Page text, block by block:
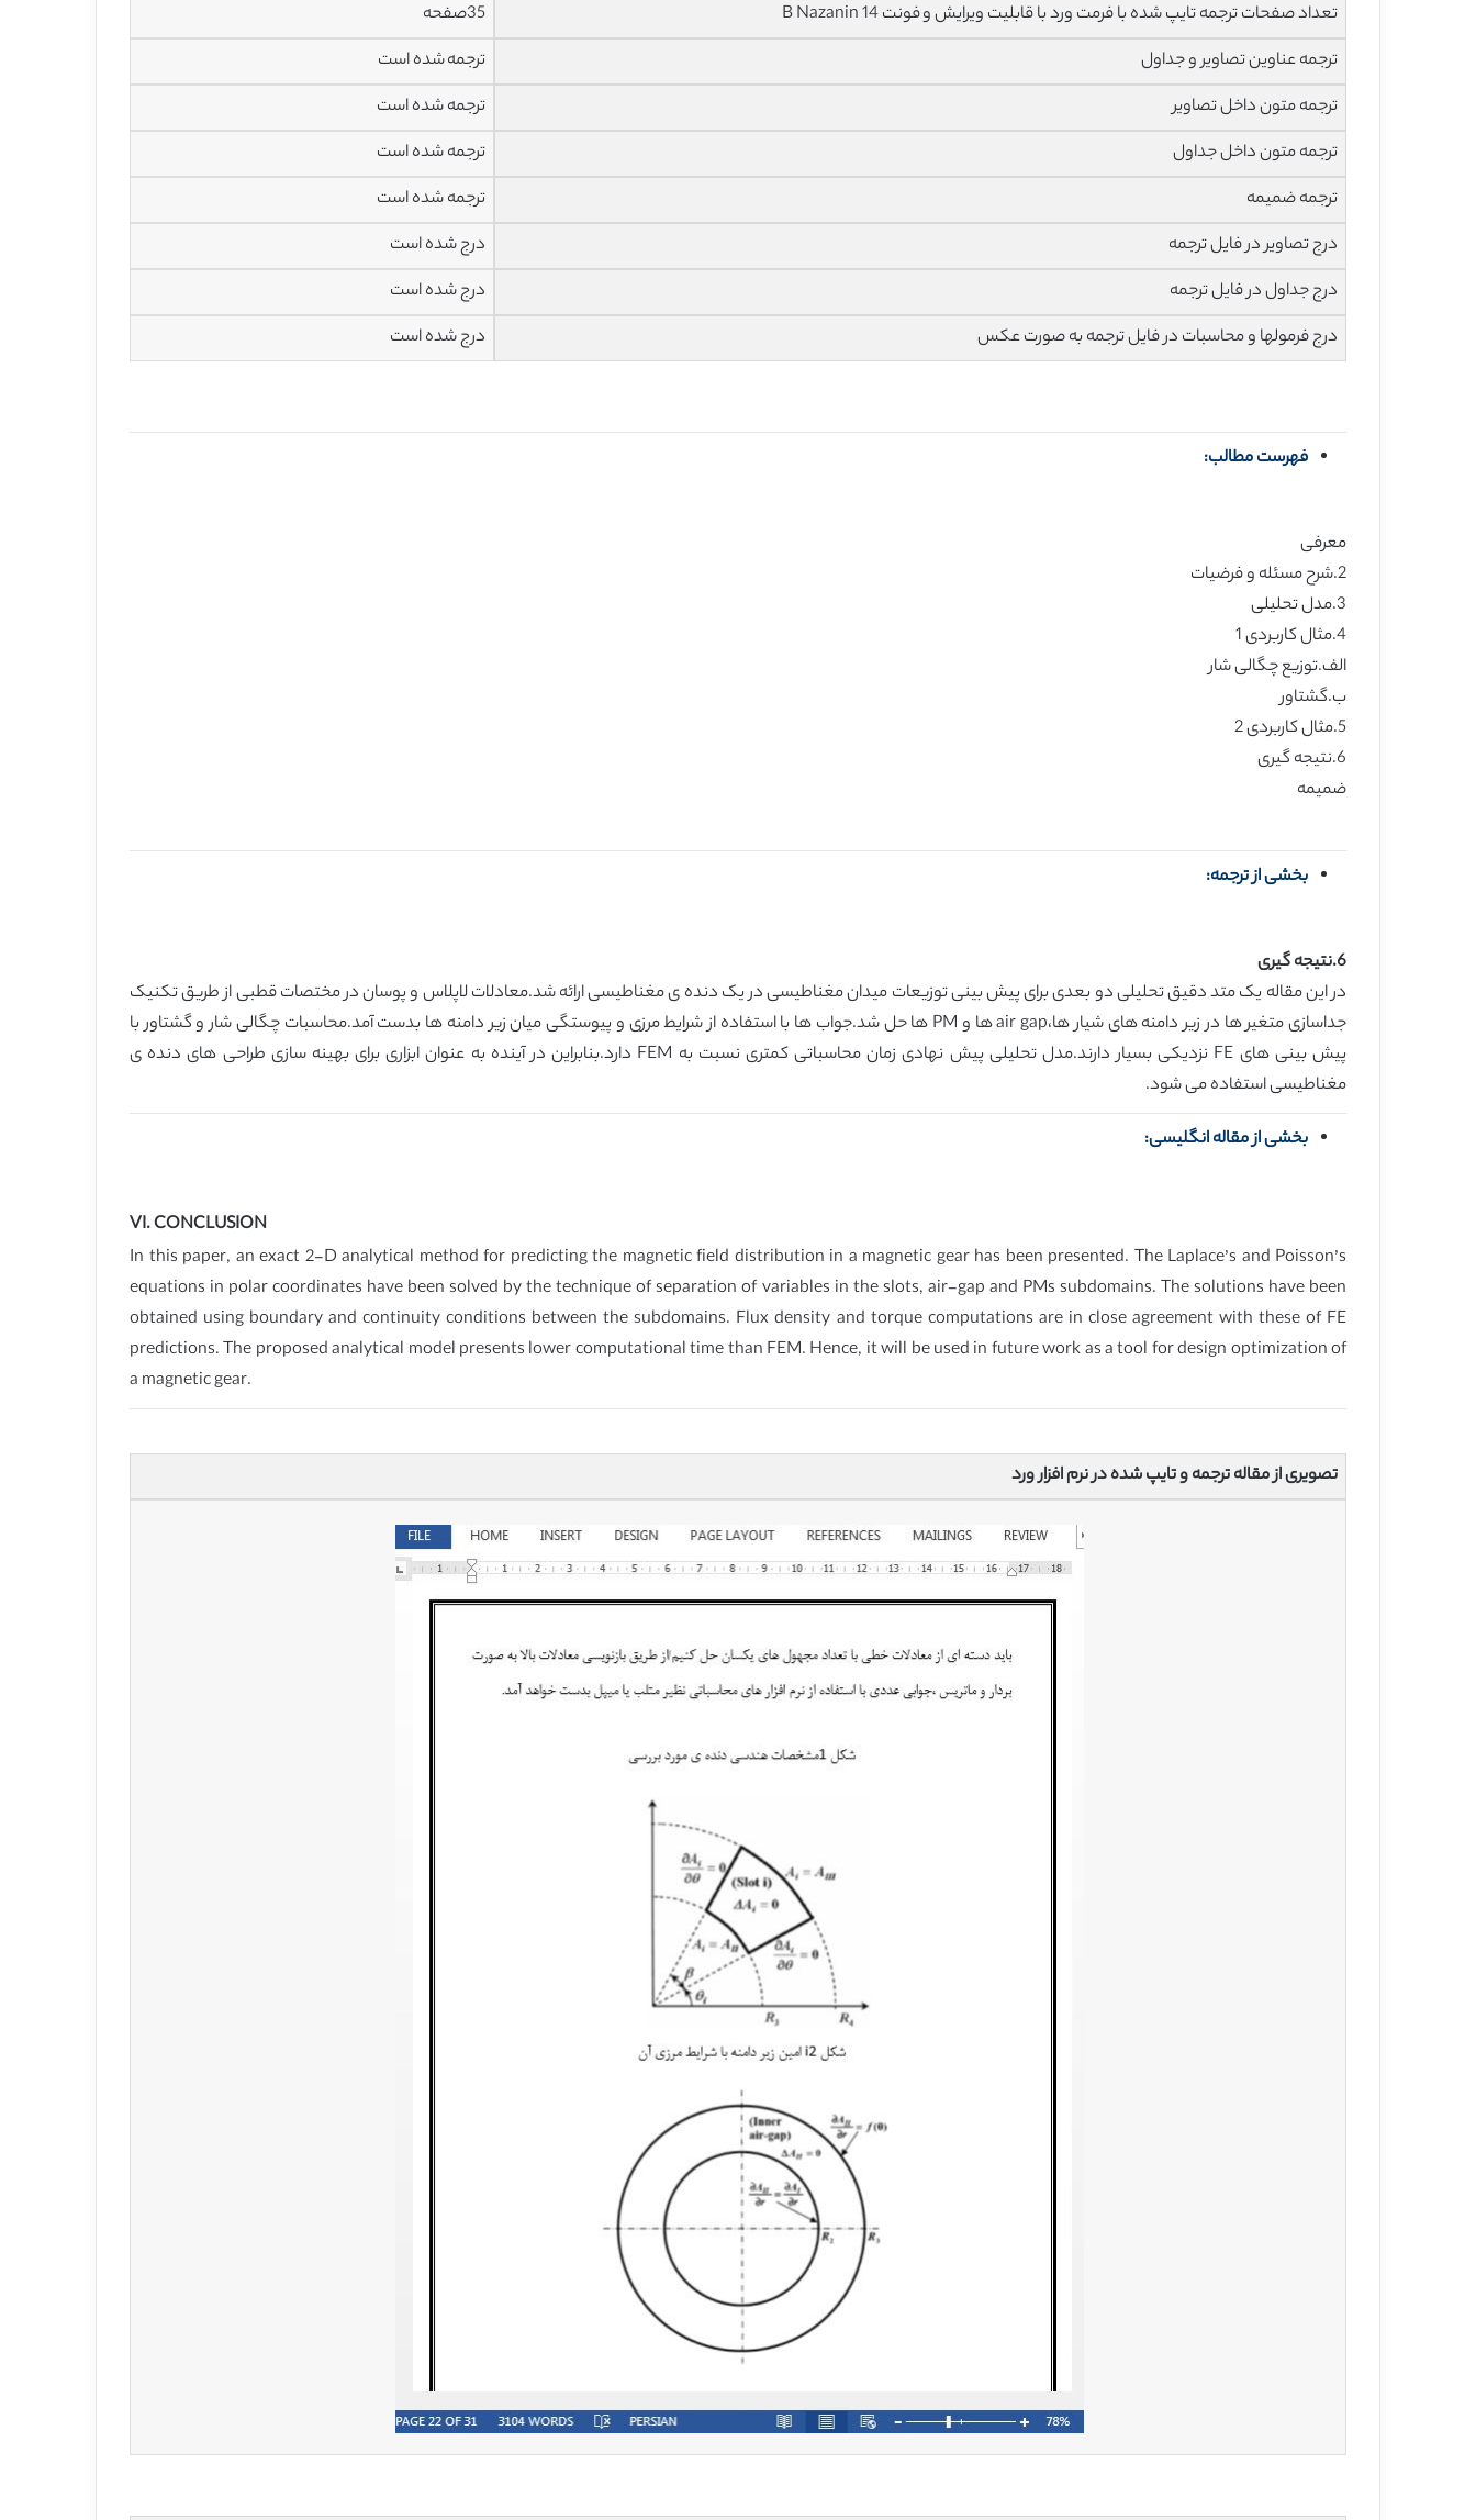
تعداد صفحات ترجمه تایپ شده با فرمت ورد با قابلیت ویرایش و فونت 14 B Nazanin
35صفحه
ترجمه عناوین تصاویر و جداول
ترجمه شده است
ترجمه متون داخل تصاویر
ترجمه شده است
ترجمه متون داخل جداول
ترجمه شده است
ترجمه ضمیمه
ترجمه شده است
درج تصاویر در فایل ترجمه
درج شده است
درج جداول در فایل ترجمه
درج شده است
درج فرمولها و محاسبات در فایل ترجمه به صورت عکس
درج شده است
فهرست مطالب:
معرفی
2.شرح مسئله و فرضیات
3.مدل تحلیلی
4.مثال کاربردی 1
الف.توزیع چگالی شار
ب.گشتاور
5.مثال کاربردی 2
6.نتیجه گیری
ضمیمه
بخشی از ترجمه:
6.نتیجه گیری
در این مقاله یک متد دقیق تحلیلی دو بعدی برای پیش بینی توزیعات میدان مغناطیسی در یک دنده ی مغناطیسی ارائه شد.معادلات لاپلاس و پوسان در مختصات قطبی از طریق تکنیک
جداسازی متغیر ها در زیر دامنه های شیار ها،air gap ها و PM ها حل شد.جواب ها با استفاده از شرایط مرزی و پیوستگی میان زیر دامنه ها بدست آمد.محاسبات چگالی شار و گشتاور با
پیش بینی های FE نزدیکی بسیار دارند.مدل تحلیلی پیش نهادی زمان محاسباتی کمتری نسبت به FEM دارد.بنابراین در آینده به عنوان ابزاری برای بهینه سازی طراحی های دنده ی
مغناطیسی استفاده می شود.
بخشی از مقاله انگلیسی:
VI. CONCLUSION
In this paper, an exact 2-D analytical method for predicting the magnetic field distribution in a magnetic gear has been presented. The Laplace’s and Poisson’s
equations in polar coordinates have been solved by the technique of separation of variables in the slots, air-gap and PMs subdomains. The solutions have been
obtained using boundary and continuity conditions between the subdomains. Flux density and torque computations are in close agreement with these of FE
predictions. The proposed analytical model presents lower computational time than FEM. Hence, it will be used in future work as a tool for design optimization of
a magnetic gear.
تصویری از مقاله ترجمه و تایپ شده در نرم افزار ورد